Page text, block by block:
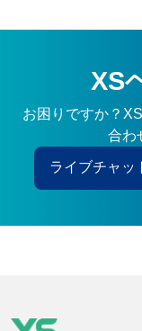
XS
お困りですか？
合わ
ライブチャッ